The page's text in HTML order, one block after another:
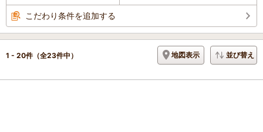
こだわり条件を追加する
1 - 20件（全23件中） 地図表示 並び替え